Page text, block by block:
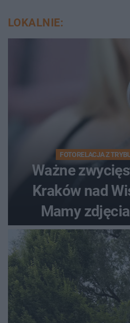
LOKALNIE:
FOTORELACJA Z
Ważne
Kraków nad
Mamy